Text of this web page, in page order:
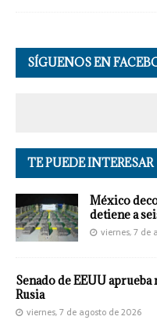
SÍGUENOS EN
TE PUEDE INTERESAR
México
detiene a
viernes, 7 de
Senado de EEUU
Rusia
viernes, 7 de agosto de 2026